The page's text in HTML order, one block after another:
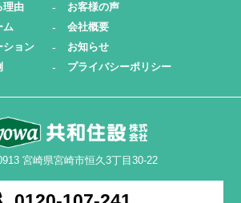
理由
ム
ション
お客様の声
会社概要
お知らせ
プライバシーポリシー
宮崎県宮崎市恒久3丁目30-22